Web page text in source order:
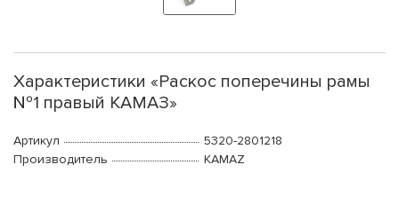
Характеристики «Раскос поперечины рамы
№1 правый КАМАЗ»
Артикул
5320-2801218
Производитель
KAMAZ